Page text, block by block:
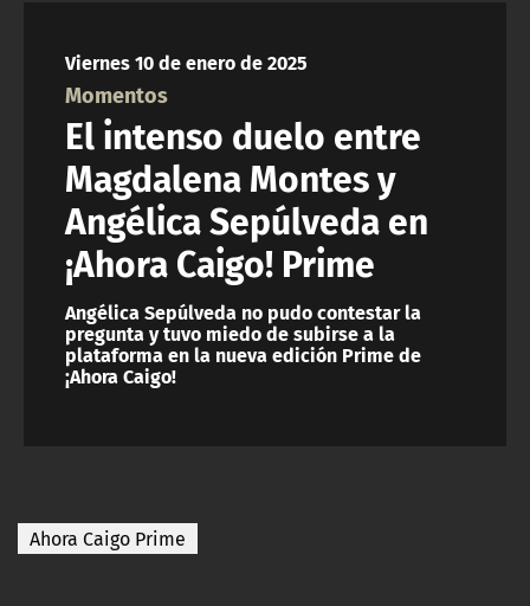
Viernes 10 de enero de 2025
Momentos
El intenso duelo entre
Magdalena Montes y
Angélica Sepúlveda en
¡Ahora Caigo! Prime
Angélica Sepúlveda no pudo contestar la
pregunta y tuvo miedo de subirse a la
plataforma en la nueva edición Prime de
¡Ahora Caigo!
Ahora Caigo Prime